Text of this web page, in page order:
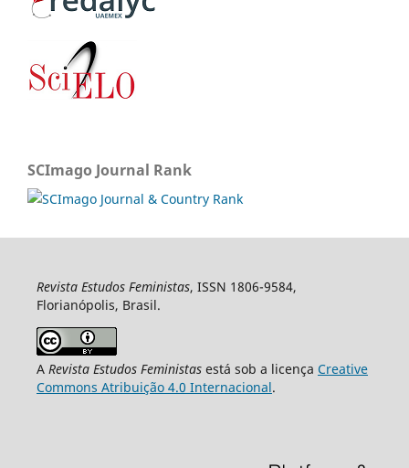
SCImago Journal Rank
Revista Estudos Feministas, ISSN 1806-9584,
Florianópolis, Brasil.
A Revista Estudos Feministasestá sob a licença Creative
Commons Atribuição 4.0 Internacional.